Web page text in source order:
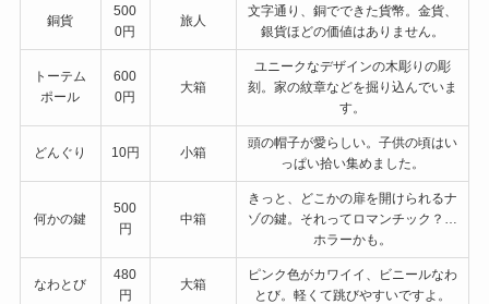
銅貨
500
0円
旅人
文字通り、銅でできた貨幣。金貨、
銀貨ほどの価値はありません。
トーテム
ポール
600
0円
大箱
ユニークなデザインの木彫りの彫
刻。家の紋章などを掘り込んでいま
す。
どんぐり 10円 小箱
頭の帽子が愛らしい。子供の頃はい
っぱい拾い集めました。
何かの鍵
500
円
中箱
きっと、どこかの扉を開けられるナ
ゾの鍵。それってロマンチック？…
ホラーかも。
なわとび
480
円
大箱
ピンク色がカワイイ、ビニールなわ
とび。軽くて跳びやすいですよ。